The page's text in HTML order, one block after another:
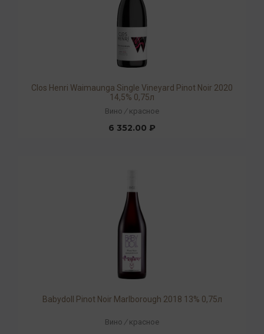
Clos Henri Waimaunga Single Vineyard Pinot Noir 2020
14,5% 0,75л
Вино / красное
6 352.00 ₽
Babydoll Pinot Noir Marlborough 2018 13% 0,75л
Вино / красное